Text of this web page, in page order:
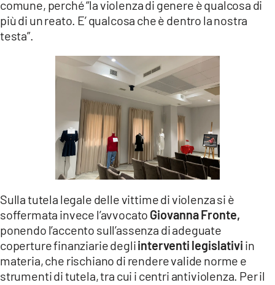
comune, perché “la violenza di genere è qualcosa di
più di un reato. E’ qualcosa che è dentro la nostra
testa”.
Sulla tutela legale delle vittime di violenza si è
soffermata invece l’avvocato Giovanna Fronte,
ponendo l’accento sull’assenza di adeguate
coperture finanziarie degliinterventi legislativi in
materia, che rischiano di rendere valide norme e
strumenti di tutela, tra cui i centri antiviolenza. Per il